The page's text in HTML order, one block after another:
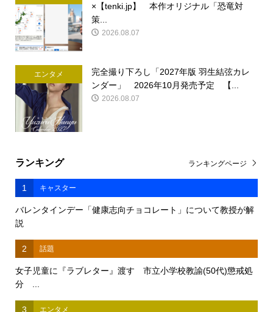
×【tenki.jp】 本作オリジナル「恐竜対
策...
2026.08.07
エンタメ
完全撮り下ろし「2027年版 羽生結弦カレ
ンダー」 2026年10月発売予定 【...
2026.08.07
ランキング
1 キャスター
バレンタインデー「健康志向チョコレート」について教授が解
説
2 話題
女子児童に『ラブレター』渡す 市立小学校教諭(50代)懲戒処
分 ...
3 エンタメ
ランキングページ